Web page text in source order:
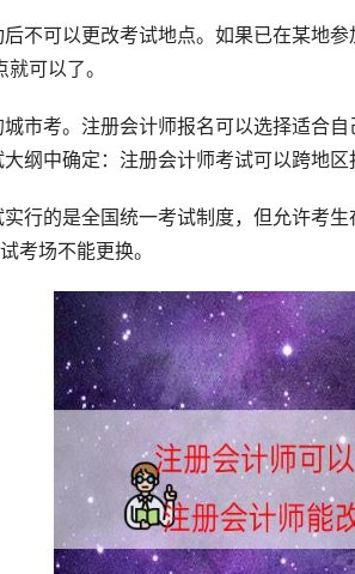
不可以更改考试地点。如果已在某地
可以了。
市考。注册会计师报名可以选择适合
纲中确定：注册会计师考试可以跨地区
行的是全国统一考试制度，但允许考
考场不能更换。